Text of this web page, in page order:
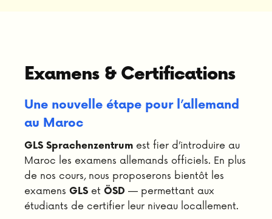
Examens & Certifications
Une nouvelle étape pour l’allemand
au Maroc
GLS Sprachenzentrum est fier d’introduire au
Maroc les examens allemands officiels. En plus
de nos cours, nous proposerons bientôt les
examens GLS et ÖSD — permettant aux
étudiants de certifier leur niveau locallement.